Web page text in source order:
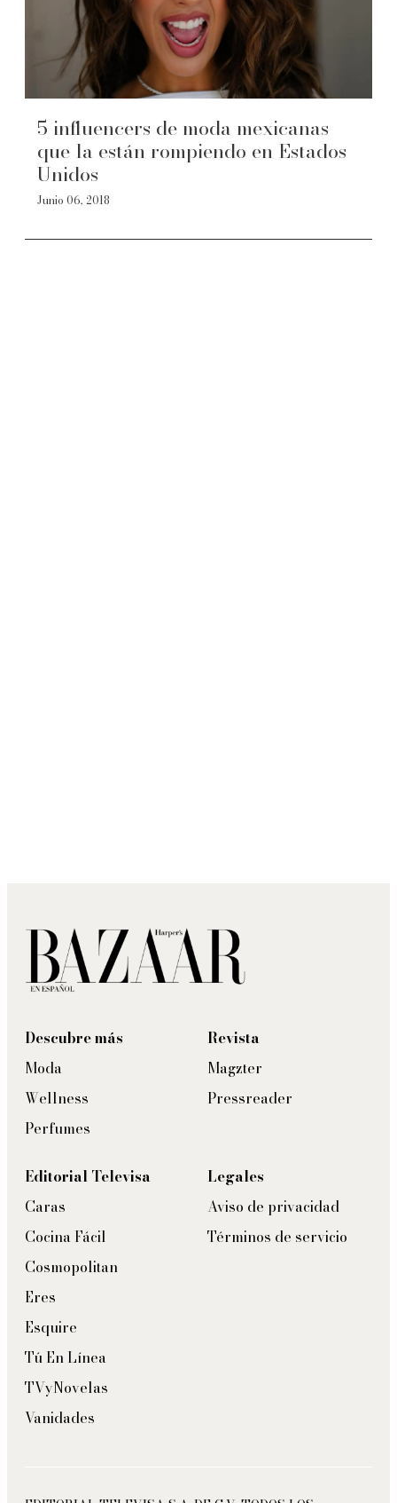
5 influencers de moda mexicanas
que la están rompiendo en Estados
Unidos
Junio 06, 2018
Descubre más
Moda
Wellness
Perfumes
Revista
Magzter
Pressreader
Editorial Televisa
Caras
Cocina Fácil
Cosmopolitan
Eres
Esquire
Tú En Línea
TVyNovelas
Vanidades
Legales
Aviso de privacidad
Términos de servicio